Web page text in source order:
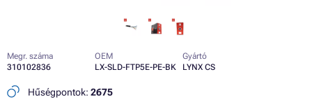
Megr. száma
310102836
OEM
LX-SLD-FTP5E-PE-BK
Gyártó
LYNX CS
Hűségpontok: 2675